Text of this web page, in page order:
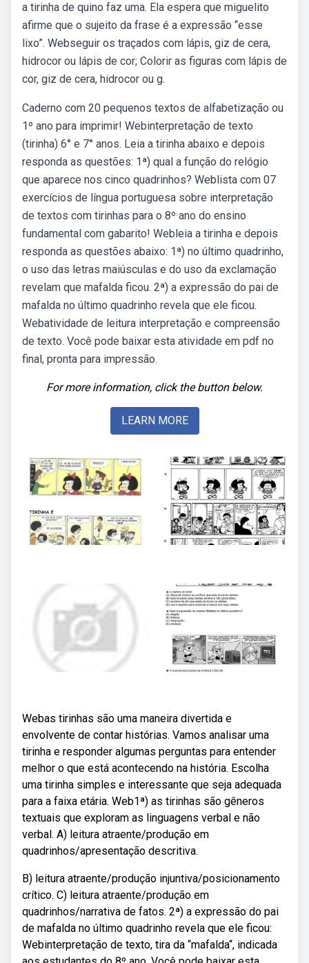
a tirinha de quino faz uma. Ela espera que miguelito
afirme que o sujeito da frase é a expressão “esse
lixo”. Webseguir os traçados com lápis, giz de cera,
hidrocor ou lápis de cor; Colorir as figuras com lápis de
cor, giz de cera, hidrocor ou g.
Caderno com 20 pequenos textos de alfabetização ou
1º ano para imprimir! Webinterpretação de texto
(tirinha) 6° e 7° anos. Leia a tirinha abaixo e depois
responda as questões: 1ª) qual a função do relógio
que aparece nos cinco quadrinhos? Weblista com 07
exercícios de língua portuguesa sobre interpretação
de textos com tirinhas para o 8º ano do ensino
fundamental com gabarito! Webleia a tirinha e depois
responda as questões abaixo: 1ª) no último quadrinho,
o uso das letras maiúsculas e do uso da exclamação
revelam que mafalda ficou. 2ª) a expressão do pai de
mafalda no último quadrinho revela que ele ficou.
Webatividade de leitura interpretação e compreensão
de texto. Você pode baixar esta atividade em pdf no
final, pronta para impressão.
For more information, click the button below.
LEARN MORE
Webas tirinhas são uma maneira divertida e
envolvente de contar histórias. Vamos analisar uma
tirinha e responder algumas perguntas para entender
melhor o que está acontecendo na história. Escolha
uma tirinha simples e interessante que seja adequada
para a faixa etária. Web1ª) as tirinhas são gêneros
textuais que exploram as linguagens verbal e não
verbal. A) leitura atraente/produção em
quadrinhos/apresentação descritiva.
B) leitura atraente/produção injuntiva/posicionamento
crítico. C) leitura atraente/produção em
quadrinhos/narrativa de fatos. 2ª) a expressão do pai
de mafalda no último quadrinho revela que ele ficou:
Webinterpretação de texto, tira da “mafalda“, indicada